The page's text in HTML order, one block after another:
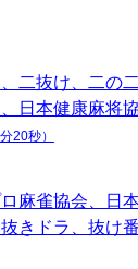
二抜け、二の
日本健康麻将
20秒）
麻雀協会、日
抜きドラ、抜け